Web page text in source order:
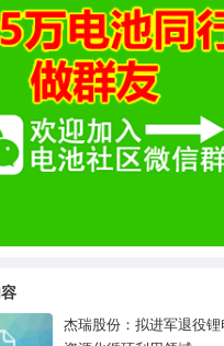
杰瑞股份：拟进军退役锂